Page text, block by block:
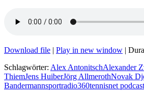
Download file | Play in new window |
Schlagwörter: Alex AntonitschAlexander
ThiemJens HuiberJörg AllmerothNovak
Bandermannsportradio360tennisnet podcast